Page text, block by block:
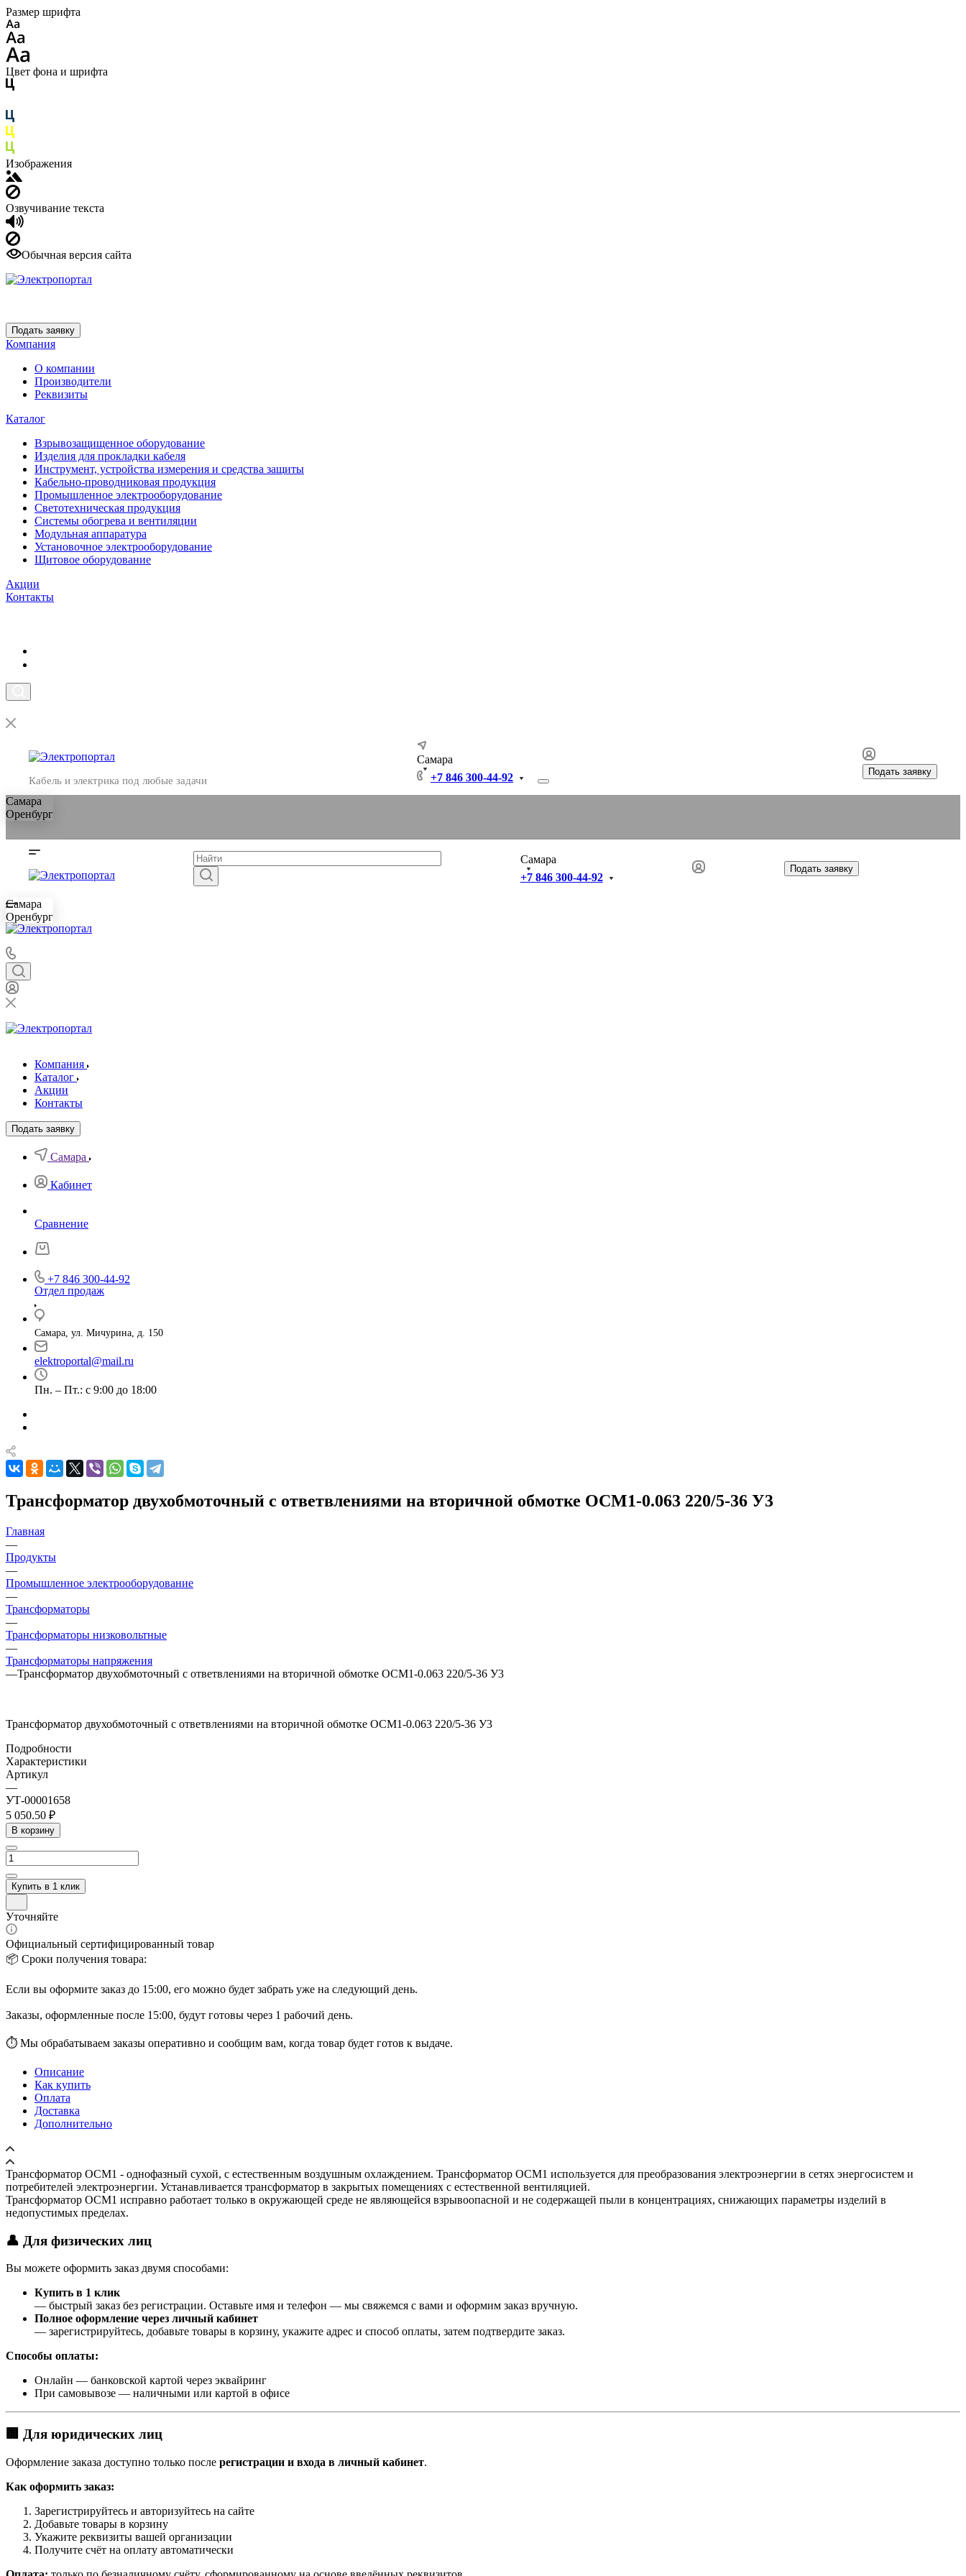
Размер шрифта
Цвет фона и шрифта
Изображения
Озвучивание текста
Обычная версия сайта
Подать заявку
Компания
О компании
Производители
Реквизиты
Каталог
Взрывозащищенное оборудование
Изделия для прокладки кабеля
Инструмент, устройства измерения и средства защиты
Кабельно-проводниковая продукция
Промышленное электрооборудование
Светотехническая продукция
Системы обогрева и вентиляции
Модульная аппаратура
Установочное электрооборудование
Щитовое оборудование
Акции
Контакты
Кабель и электрика под любые задачи
Самара
Самара
Оренбург
+7 846 300-44-92 Подать заявку
Самара
Самара
Оренбург
+7 846 300-44-92
Подать заявку
Компания
Каталог
Акции
Контакты
Подать заявку
Самара
Кабинет
Сравнение
+7 846 300-44-92
Отдел продаж
Самара, ул. Мичурина, д. 150
elektroportal@mail.ru
Пн. – Пт.: с 9:00 до 18:00
Трансформатор двухобмоточный с ответвлениями на вторичной обмотке ОСМ1-0.063 220/5-36 У3
Главная
—
Продукты
—
Промышленное электрооборудование
—
Трансформаторы
—
Трансформаторы низковольтные
—
Трансформаторы напряжения
—Трансформатор двухобмоточный с ответвлениями на вторичной обмотке ОСМ1-0.063 220/5-36 У3
Трансформатор двухобмоточный с ответвлениями на вторичной обмотке ОСМ1-0.063 220/5-36 У3
Подробности
Характеристики
Артикул
—
УТ-00001658
5 050.50 ₽
В корзину
Купить в 1 клик
Уточняйте
Официальный сертифицированный товар
📦 Сроки получения товара:
Если вы оформите заказ до 15:00, его можно будет забрать уже на следующий день.
Заказы, оформленные после 15:00, будут готовы через 1 рабочий день.
⏱ Мы обрабатываем заказы оперативно и сообщим вам, когда товар будет готов к выдаче.
Описание
Как купить
Оплата
Доставка
Дополнительно
Трансформатор ОСМ1 - однофазный сухой, с естественным воздушным охлаждением. Трансформатор ОСМ1 используется для преобразования электроэнергии в сетях энергосистем и
потребителей электроэнергии. Устанавливается трансформатор в закрытых помещениях с естественной вентиляцией.
Трансформатор ОСМ1 исправно работает только в окружающей среде не являющейся взрывоопасной и не содержащей пыли в концентрациях, снижающих параметры изделий в
недопустимых пределах.
👤 Для физических лиц
Вы можете оформить заказ двумя способами:
Купить в 1 клик
— быстрый заказ без регистрации. Оставьте имя и телефон — мы свяжемся с вами и оформим заказ вручную.
Полное оформление через личный кабинет
— зарегистрируйтесь, добавьте товары в корзину, укажите адрес и способ оплаты, затем подтвердите заказ.
Способы оплаты:
Онлайн — банковской картой через эквайринг
При самовывозе — наличными или картой в офисе
🏢 Для юридических лиц
Оформление заказа доступно только после регистрации и входа в личный кабинет.
Как оформить заказ:
Зарегистрируйтесь и авторизуйтесь на сайте
Добавьте товары в корзину
Укажите реквизиты вашей организации
Получите счёт на оплату автоматически